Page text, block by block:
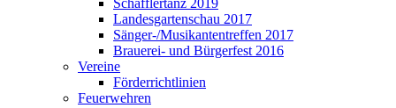
Schäfflertanz 2019
Landesgartenschau 2017
Sänger-/Musikantentreffen 2017
Brauerei- und Bürgerfest 2016
Vereine
Förderrichtlinien
Feuerwehren